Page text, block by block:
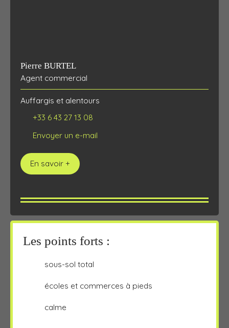
Pierre BURTEL
Agent commercial
Auffargis et alentours
+33 6 43 27 13 08
Envoyer un e-mail
En savoir +
Les points forts :
sous-sol total
écoles et commerces à pieds
calme